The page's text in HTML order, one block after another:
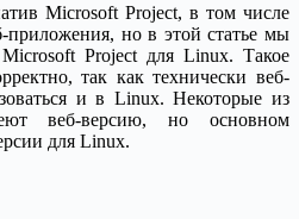
Microsoft Project, в том числе
приложения, но в этой статье мы
Project для Linux. Такое
так как технически веб-
и в Linux. Некоторые из
веб-версию, но основном
для Linux.